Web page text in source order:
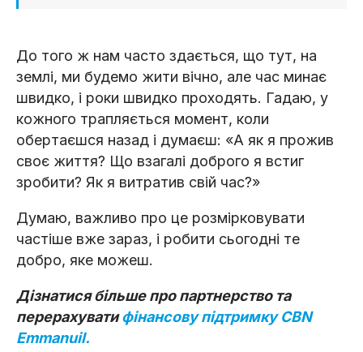
До того ж нам часто здається, що тут, на
землі, ми будемо жити вічно, але час минає
швидко, і роки швидко проходять. Гадаю, у
кожного трапляється момент, коли
обертаєшся назад і думаєш: «А як я прожив
своє життя? Що взагалі доброго я встиг
зробити? Як я витратив свій час?»
Думаю, важливо про це розмірковувати
частіше вже зараз, і робити сьогодні те
добро, яке можеш.
Дізнатися більше про партнерство та
перерахуватифінансову підтримку CBN
Emmanuil.